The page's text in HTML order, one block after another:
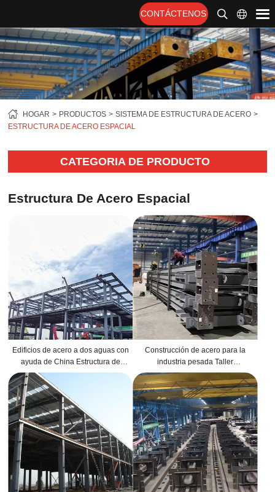
CONTÁCTENOS
HOGAR PRODUCTOS
SISTEMA DE ESTRUCTURA DE ACERO
ESTRUCTURA DE ACERO ESPACIAL
CATEGORIA DE PRODUCTO
Estructura De Acero Espacial
Edificios de acero a dos aguas con
ayuda de China Estructura de
acero Proyecto de cola de horno
de cemento Estructura de acero
Construcción de acero para la
industria pesada Taller
prefabricado Estructura de acero
personalizada Fácil instalación
Edificio de acero prefabricado